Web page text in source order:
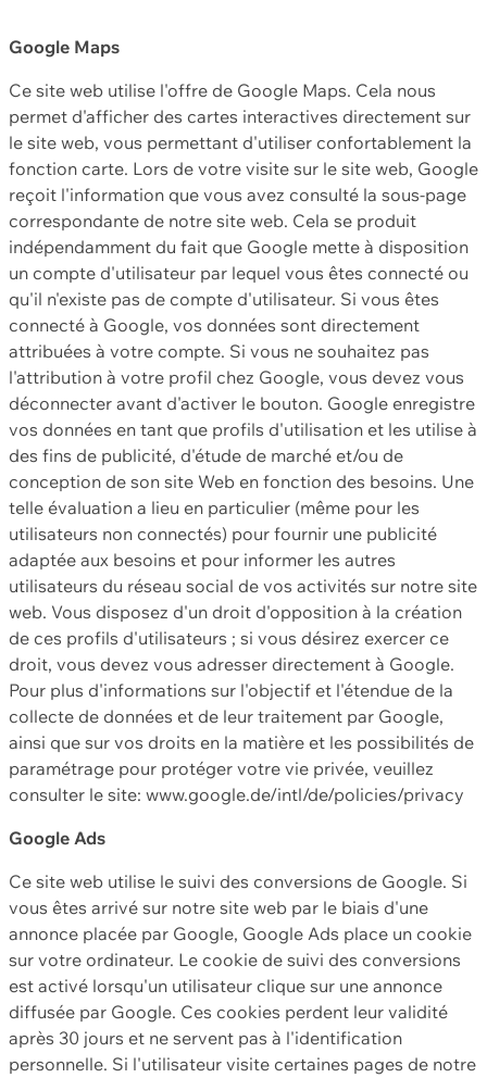
Google Maps
Ce site web utilise l'offre de Google Maps. Cela nous
permet d'afficher des cartes interactives directement sur
le site web, vous permettant d'utiliser confortablement la
fonction carte. Lors de votre visite sur le site web, Google
reçoit l'information que vous avez consulté la sous-page
correspondante de notre site web. Cela se produit
indépendamment du fait que Google mette à disposition
un compte d'utilisateur par lequel vous êtes connecté ou
qu'il n'existe pas de compte d'utilisateur. Si vous êtes
connecté à Google, vos données sont directement
attribuées à votre compte. Si vous ne souhaitez pas
l'attribution à votre profil chez Google, vous devez vous
déconnecter avant d'activer le bouton. Google enregistre
vos données en tant que profils d'utilisation et les utilise à
des fins de publicité, d'étude de marché et/ou de
conception de son site Web en fonction des besoins. Une
telle évaluation a lieu en particulier (même pour les
utilisateurs non connectés) pour fournir une publicité
adaptée aux besoins et pour informer les autres
utilisateurs du réseau social de vos activités sur notre site
web. Vous disposez d'un droit d'opposition à la création
de ces profils d'utilisateurs ; si vous désirez exercer ce
droit, vous devez vous adresser directement à Google.
Pour plus d'informations sur l'objectif et l'étendue de la
collecte de données et de leur traitement par Google,
ainsi que sur vos droits en la matière et les possibilités de
paramétrage pour protéger votre vie privée, veuillez
consulter le site: www.google.de/intl/de/policies/privacy
Google Ads
Ce site web utilise le suivi des conversions de Google. Si
vous êtes arrivé sur notre site web par le biais d'une
annonce placée par Google, Google Ads place un cookie
sur votre ordinateur. Le cookie de suivi des conversions
est activé lorsqu'un utilisateur clique sur une annonce
diffusée par Google. Ces cookies perdent leur validité
après 30 jours et ne servent pas à l'identification
personnelle. Si l'utilisateur visite certaines pages de notre